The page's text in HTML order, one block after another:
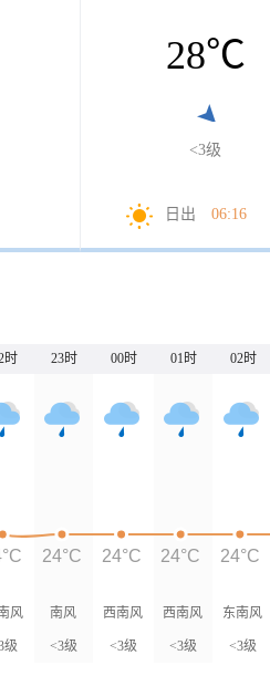
28℃
<3级
日出 06:16
时 23时 00时 01时 02时
风
级
南风
<3级
西南风
<3级
西南风
<3级
东南风
<3级
24°C 24°C 24°C 24°C